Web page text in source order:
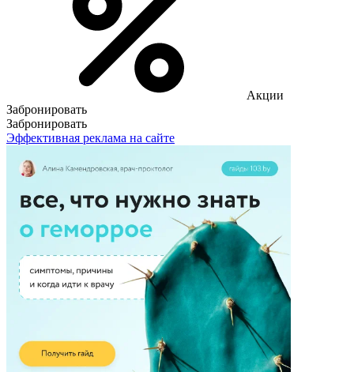
Акции
Забронировать
Забронировать
Эффективная реклама на сайте